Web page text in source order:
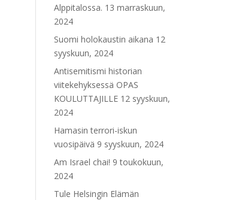
Alppitalossa. 13 marraskuun,
2024
Suomi holokaustin aikana 12
syyskuun, 2024
Antisemitismi historian
viitekehyksessä OPAS
KOULUTTAJILLE 12 syyskuun,
2024
Hamasin terrori-iskun
vuosipäivä 9 syyskuun, 2024
Am Israel chai! 9 toukokuun,
2024
Tule Helsingin Elämän